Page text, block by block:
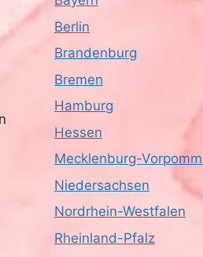
Berlin
Brandenburg
Bremen
Hamburg
Hessen
Mecklenburg-
Niedersachsen
Nordrhein-Westfalen
Rheinland-Pfalz